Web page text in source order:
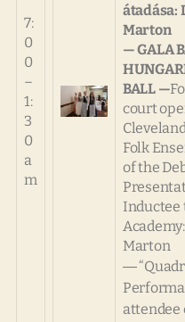
7:
0
0
–
1:
3
0
a
m
átadása:
Marton
— GALA
BALL —
court
Folk
of the
Inductee
Marton
―
attendee